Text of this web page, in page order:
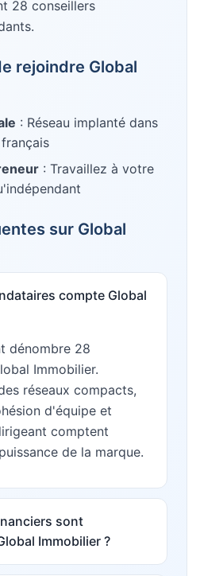
28 conseillers
.
rejoindre Global
: Réseau implanté dans
: Travaillez à votre
sur Global
compte Global
dénombre 28
Immobilier.
réseaux compacts,
d'équipe et
comptent
de la marque.
sont
Immobilier ?